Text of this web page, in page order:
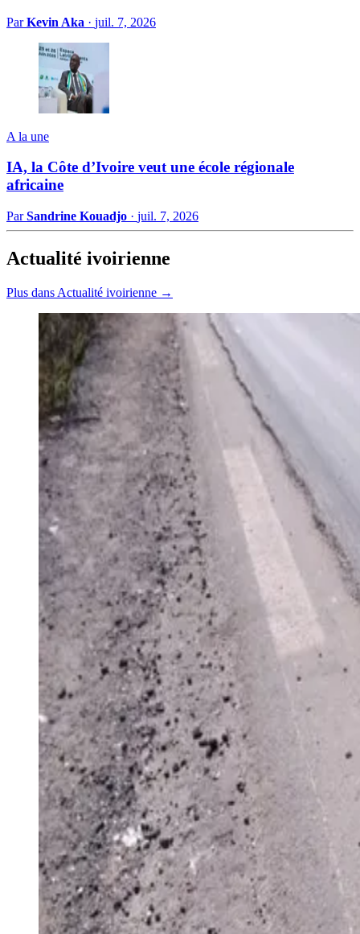
ParKevin Aka · juil. 7, 2026
A la une
IA, la Côte d’Ivoire veut une école régionale
africaine
ParSandrine Kouadjo · juil. 7, 2026
Actualité ivoirienne
Plus dans Actualité ivoirienne →